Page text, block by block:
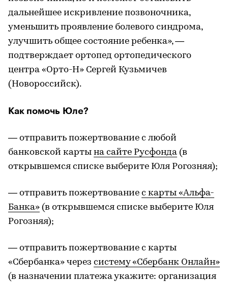
дальнейшее искривление позвоночника,
уменьшить проявление болевого синдрома,
улучшить общее состояние ребенка», —
подтверждает ортопед ортопедического
центра «Орто-Н» Сергей Кузьмичев
(Новороссийск).
Как помочь Юле?
— отправить пожертвование с любой
банковской карты на сайте Русфонда (в
открывшемся списке выберите Юля Рогозняя);
— отправить пожертвование с карты «Альфа-
Банка» (в открывшемся списке выберите Юля
Рогозняя);
— отправить пожертвование с карты
«Сбербанка» через систему «Сбербанк Онлайн»
(в назначении платежа укажите: организация